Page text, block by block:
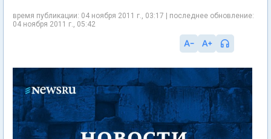
время публикации: 04 ноября 2011 г., 03:17 | последнее обновление:
04 ноября 2011 г., 05:42